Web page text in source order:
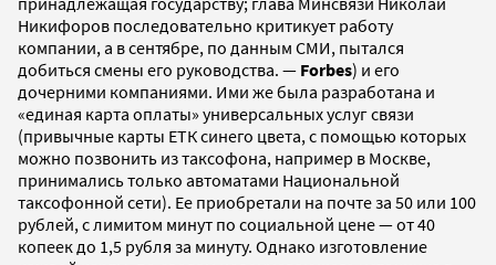
Никифоров последовательно критикует работу
компании, а в сентябре, по данным СМИ, пытался
добиться смены его руководства. — Forbes) и его
дочерними компаниями. Ими же была разработана и
«единая карта оплаты» универсальных услуг связи
(привычные карты ЕТК синего цвета, с помощью которых
можно позвонить из таксофона, например в Москве,
принимались только автоматами Национальной
таксофонной сети). Ее приобретали на почте за 50 или 100
рублей, с лимитом минут по социальной цене — от 40
копеек до 1,5 рубля за минуту. Однако изготовление